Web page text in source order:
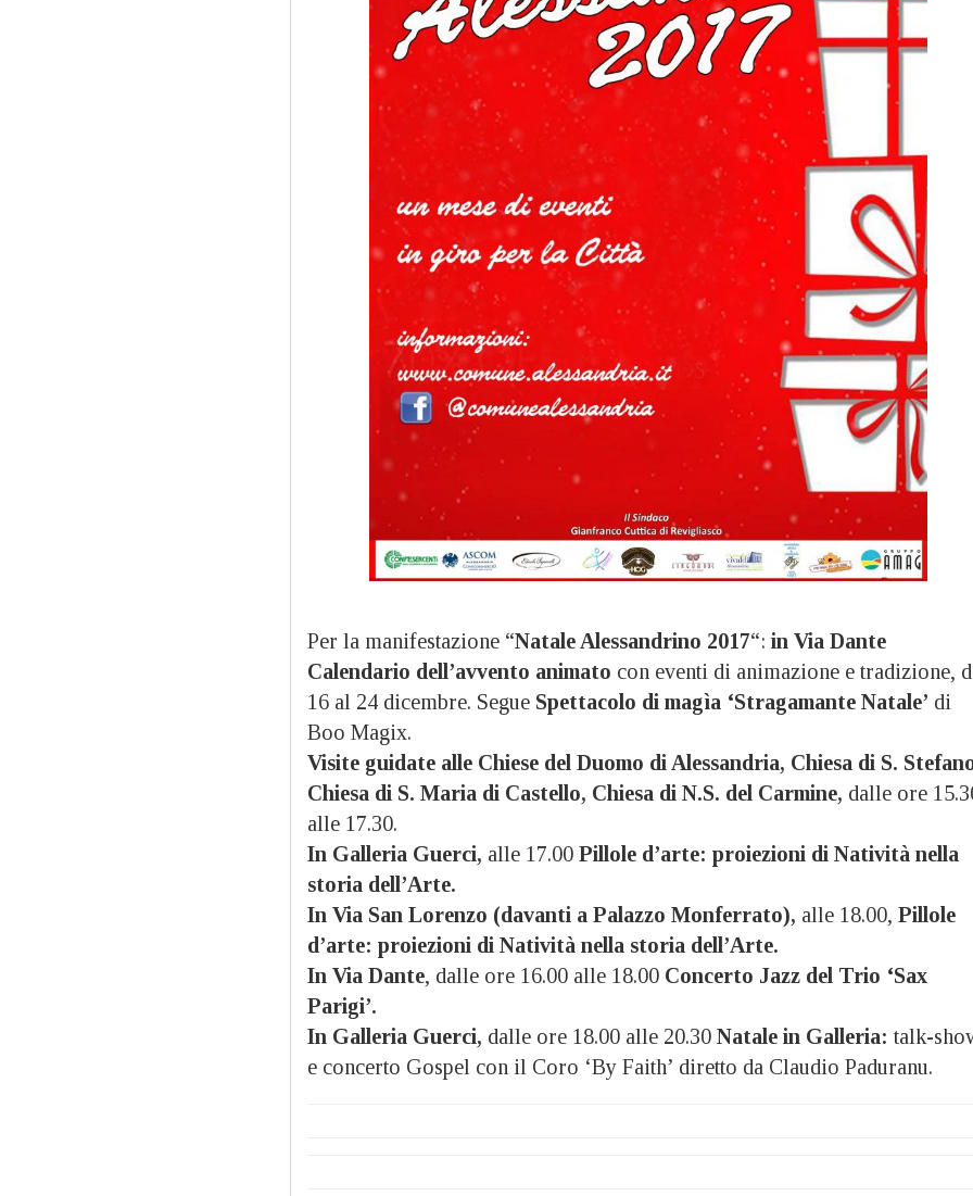
Per la manifestazione “Natale Alessandrino 2017“: in Via Dante
Calendario dell’avvento animato con eventi di animazione e tradizione,
16 al 24 dicembre. Segue Spettacolo di magìa ‘Stragamante Natale’ di
Boo Magix.
Visite guidate alle Chiese del Duomo di Alessandria, Chiesa di S.
Chiesa di S. Maria di Castello, Chiesa di N.S. del Carmine, dalle ore
alle 17.30.
In Galleria Guerci, alle 17.00 Pillole d’arte: proiezioni di Natività nella
storia dell’Arte.
In Via San Lorenzo (davanti a Palazzo Monferrato), alle 18.00, Pillole
d’arte: proiezioni di Natività nella storia dell’Arte.
In Via Dante, dalle ore 16.00 alle 18.00 Concerto Jazz del Trio ‘Sax
Parigi’.
In Galleria Guerci, dalle ore 18.00 alle 20.30 Natale in Galleria: talk-
e concerto Gospel con il Coro ‘By Faith’ diretto da Claudio Paduranu.